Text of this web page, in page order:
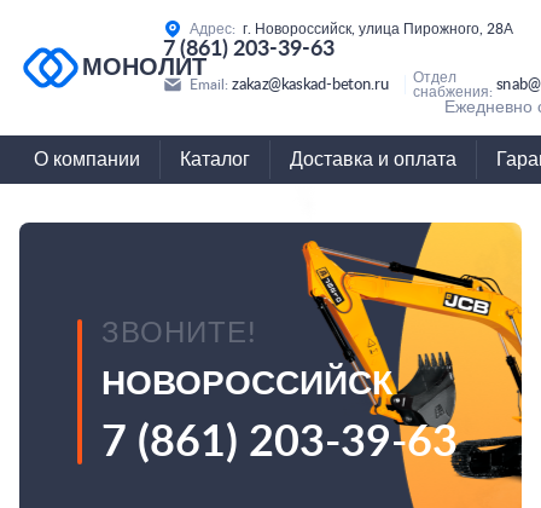
МОНОЛИТ
Адрес: г. Новороссийск, улица Пирожного, 28А
7 (861) 203-39-63
Email: zakaz@kaskad-beton.ru
Отдел
снабжения:
Ежедневно
О компании Каталог Доставка и оплата
ЗВОНИТЕ!
НОВОРОССИЙСК
7 (861) 203-39-63